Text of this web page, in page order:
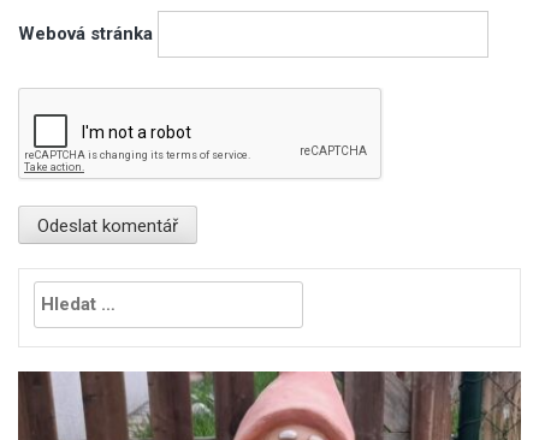
Webová stránka
Vyhledávání